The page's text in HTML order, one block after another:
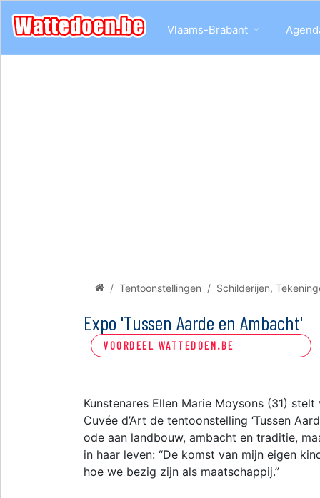
Vlaams-Brabant
Tentoonstellingen Schilderijen,
Expo 'Tussen Aarde en Ambacht'
VOORDEEL WATTEDOEN.BE
Kunstenares Ellen Marie Moysons (31)
Cuvée d’Art de tentoonstelling ‘Tussen
ode aan landbouw, ambacht en traditie,
in haar leven: “De komst van mijn eigen
hoe we bezig zijn als maatschappij.”